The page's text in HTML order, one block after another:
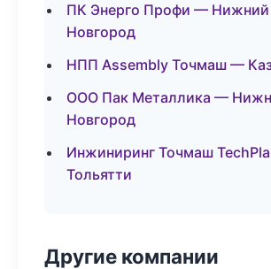
ПК Энерго Профи — Нижний
Новгород
НПП Assembly Точмаш —
ООО Пак Металлика —
Новгород
Инжиниринг Точмаш
Тольятти
Другие компании